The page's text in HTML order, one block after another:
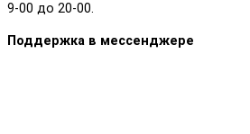
9-00 до 20-00.
Поддержка в мессенджере